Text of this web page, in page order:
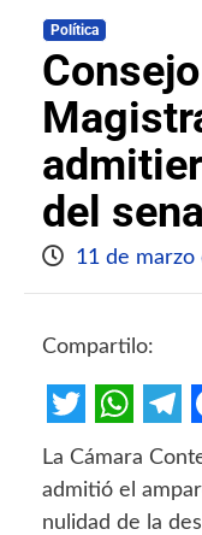
Política
del
11 de marzo
Compartilo:
Twitter
La Cámara
admitió el
nulidad de la